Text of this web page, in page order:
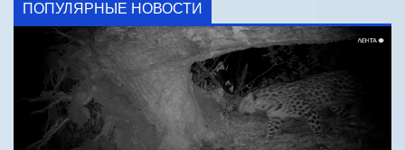
ПОПУЛЯРНЫЕ НОВОСТИ